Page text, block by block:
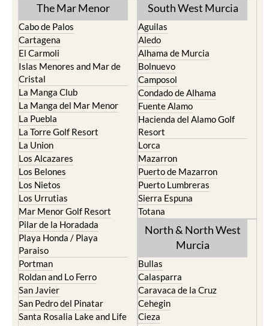
The Mar Menor
Cabo de Palos
Cartagena
El Carmoli
Islas Menores and Mar de
Cristal
La Manga Club
La Manga del Mar Menor
La Puebla
La Torre Golf Resort
La Union
Los Alcazares
Los Belones
Los Nietos
Los Urrutias
Mar Menor Golf Resort
Pilar de la Horadada
Playa Honda / Playa
Paraiso
Portman
Roldan and Lo Ferro
San Javier
San Pedro del Pinatar
Santa Rosalia Lake and Life
South West Murcia
Aguilas
Aledo
Alhama de Murcia
Bolnuevo
Camposol
Condado de Alhama
Fuente Alamo
Hacienda del Alamo Golf
Resort
Lorca
Mazarron
Puerto de Mazarron
Puerto Lumbreras
Sierra Espuna
Totana
North & North West
Murcia
Bullas
Calasparra
Caravaca de la Cruz
Cehegin
Cieza